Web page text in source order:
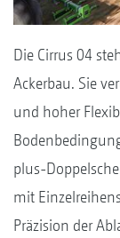
Die Cirrus 04
Ackerbau. Sie
und hoher
plus-
mit
Präzision der